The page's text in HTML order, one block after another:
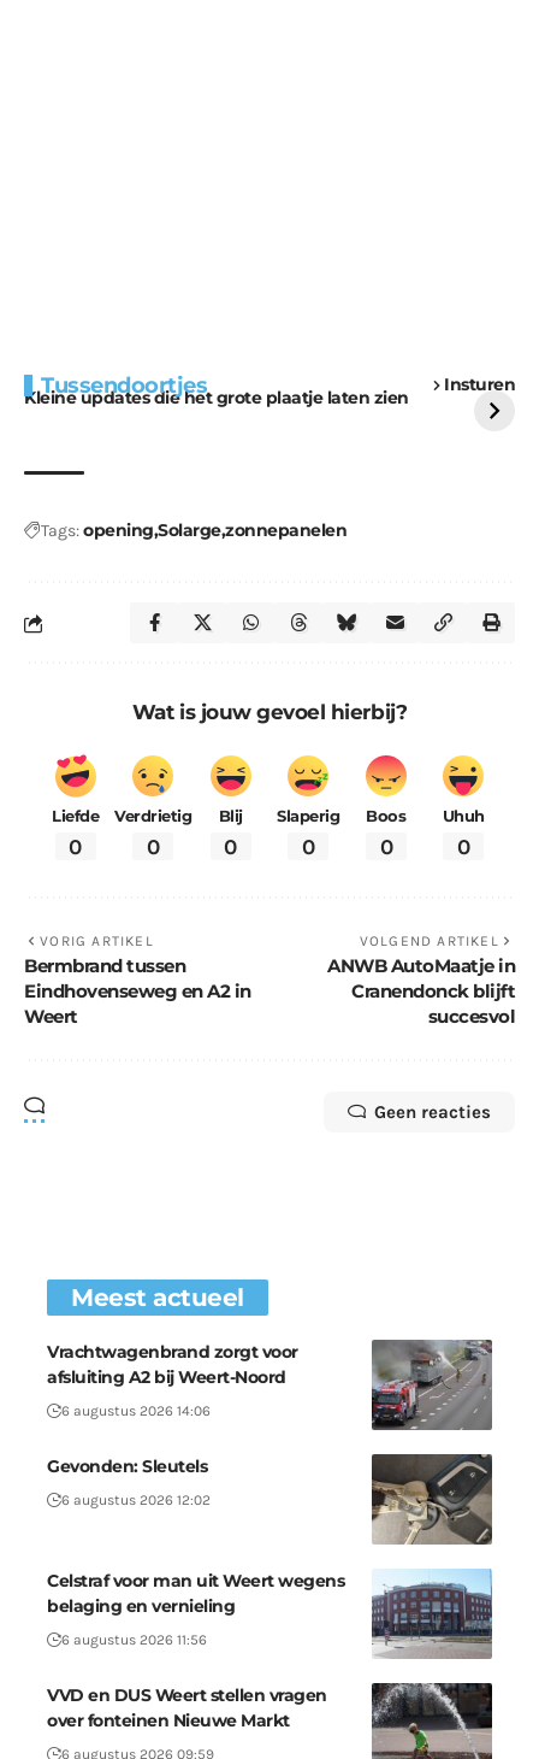
Tussendoortjes Insturen
Kleine updates die het grote plaatje laten zien
voor kabouters
uitdaging
Tags:opening Solargezonnepanelen
Wat is jouw gevoel hierbij?
Liefde
0
Verdrietig
0
Blij
0
Slaperig
0
Boos
0
Uhuh
0
VORIG ARTIKEL
Bermbrand tussen
Eindhovenseweg en A2 in
Weert
VOLGEND ARTIKEL
ANWB AutoMaatje in
Cranendonck blijft
succesvol
Geen reacties
Meest actueel
Vrachtwagenbrand zorgt voor
afsluiting A2 bij Weert-Noord
6 augustus 2026 14:06
Gevonden: Sleutels
6 augustus 2026 12:02
Celstraf voor man uit Weert wegens
belaging en vernieling
6 augustus 2026 11:56
VVD en DUS Weert stellen vragen
over fonteinen Nieuwe Markt
6 augustus 2026 09:59